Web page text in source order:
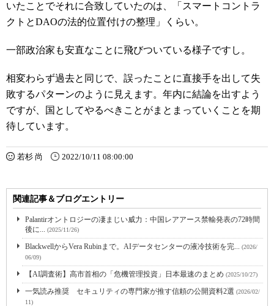
いたことでそれに合致していたのは、「スマートコントラ
クトとDAOの法的位置付けの整理」くらい。
一部政治家も安直なことに飛びついている様子ですし。
相変わらず過去と同じで、誤ったことに直接手を出して失
敗するパターンのように見えます。年内に結論を出すよう
ですが、国としてやるべきことがまとまっていくことを期
待しています。
若杉 尚 2022/10/11 08:00:00
関連記事＆ブログエントリー
Palantirオントロジーの凄まじい威力：中国レアアース禁輸発表の72時間
後に... (2025/11/26)
BlackwellからVera Rubinまで。AIデータセンターの液冷技術を完... (2026/
06/09)
【AI調査術】高市首相の「危機管理投資」日本最速のまとめ (2025/10/27)
一気読み推奨 セキュリティの専門家が推す信頼の公開資料2選 (2026/02/
11)